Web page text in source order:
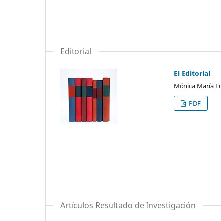
Editorial
El Editorial
Mónica María
PDF
Artículos Resultado de Investigación